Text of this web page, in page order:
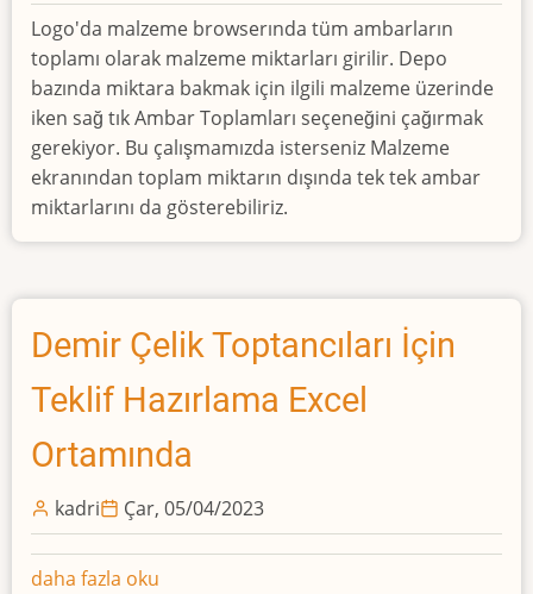
Malzeme
Ekranında
Tüm
Ambar
Miktarları
Yan
Yana
hakkında
Logo'da malzeme browserında tüm ambarların
toplamı olarak malzeme miktarları girilir. Depo
bazında miktara bakmak için ilgili malzeme üzerinde
iken sağ tık Ambar Toplamları seçeneğini çağırmak
gerekiyor. Bu çalışmamızda isterseniz Malzeme
ekranından toplam miktarın dışında tek tek ambar
miktarlarını da gösterebiliriz.
Demir Çelik Toptancıları İçin
Teklif Hazırlama Excel
Ortamında
kadri Çar, 05/04/2023
Demir
daha fazla oku